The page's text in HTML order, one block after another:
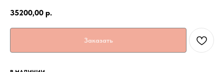
35200,00 р.
Заказать